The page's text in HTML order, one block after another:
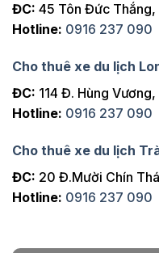
ĐC: 45 Tôn Đức Thắng,
Hotline: 0916 237 090
Cho thuê xe du lịch
ĐC: 114 Đ. Hùng
Hotline: 0916 237 090
Cho thuê xe du lịch
ĐC: 20 Đ.Mười Chín
Hotline: 0916 237 090